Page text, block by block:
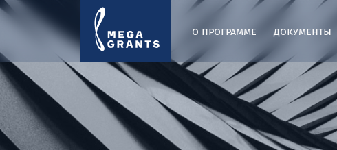
о программе документы